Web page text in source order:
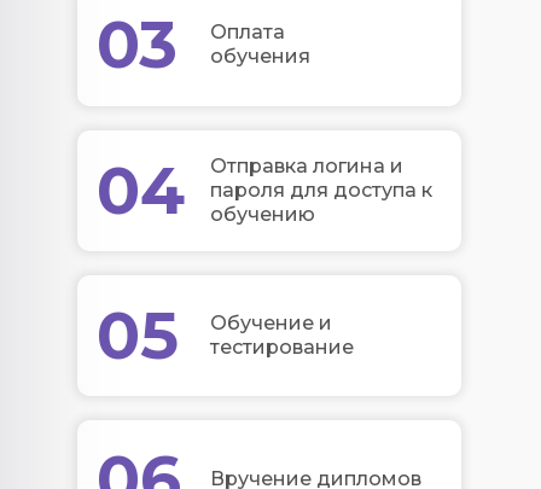
03
04
05
Оплата
обучения
Отправка логина и
пароля для доступа к
обучению
Обучение и
тестирование
Вручение дипломов